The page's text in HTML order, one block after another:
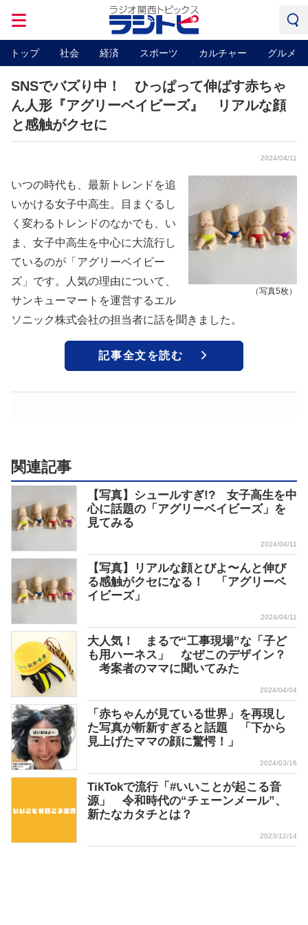
トップ 社会 経済 スポーツ カルチャー グルメ
SNSでバズり中！ ひっぱって伸ばす赤ちゃ
ん人形『アグリーベイビーズ』 リアルな顔
と感触がクセに
2024/04/11
（写真5枚）
いつの時代も、最新トレンドを追
いかける女子中高生。目まぐるし
く変わるトレンドのなかでも、い
ま、女子中高生を中心に大流行し
ているのが「アグリーベイビー
ズ」です。人気の理由について、
サンキューマートを運営するエル
ソニック株式会社の担当者に話を聞きました。
記事全文を読む
関連記事
【写真】シュールすぎ!? 女子高生を中
心に話題の「アグリーベイビーズ」を
見てみる
2024/04/11
【写真】リアルな顔とびよ〜んと伸び
る感触がクセになる！ 「アグリーベ
イビーズ」
2024/04/11
大人気！ まるで“工事現場”な「子ど
も用ハーネス」 なぜこのデザイン？
考案者のママに聞いてみた
2024/04/04
「赤ちゃんが見ている世界」を再現し
た写真が斬新すぎると話題 「下から
見上げたママの顔に驚愕！」
2024/03/16
TikTokで流行「#いいことが起こる音
源」 令和時代の“チェーンメール”、
新たなカタチとは？
2023/12/14